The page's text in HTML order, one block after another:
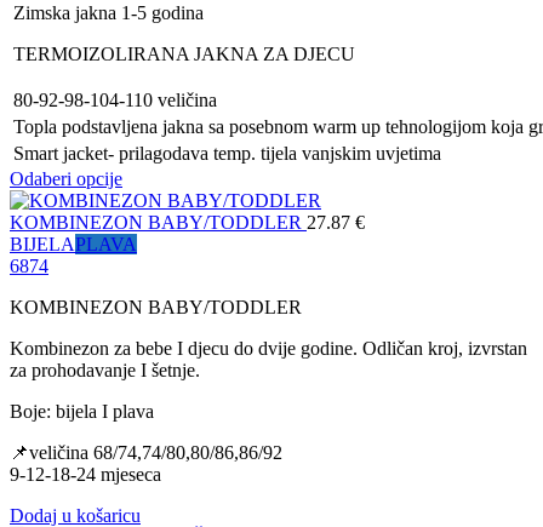
Zimska jakna 1-5 godina
TERMOIZOLIRANA JAKNA ZA DJECU
80-92-98-104-110 veličina
Topla podstavljena jakna sa posebnom warm up tehnologijom koja
Smart jacket- prilagodava temp. tijela vanjskim uvjetima
Odaberi opcije
KOMBINEZON BABY/TODDLER 27.87 €
BIJELAPLAVA
6874
KOMBINEZON BABY/TODDLER
Kombinezon za bebe I djecu do dvije godine. Odličan kroj, izvrstan
za prohodavanje I šetnje.
Boje: bijela I plava
📌veličina 68/74,74/80,80/86,86/92
9-12-18-24 mjeseca
Dodaj u košaricu